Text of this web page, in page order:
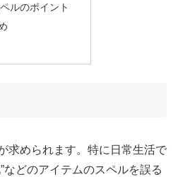
ルのポイント
求められます。特に日常生活で
などのアイテムのスペルを誤る